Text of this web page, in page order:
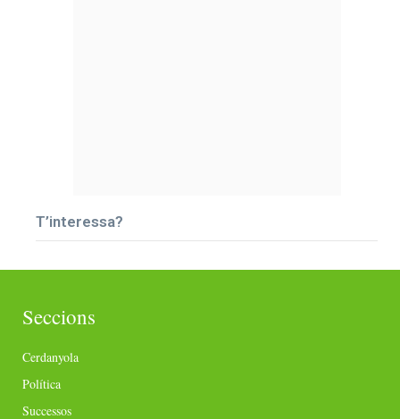
T’interessa?
Seccions
Cerdanyola
Política
Successos